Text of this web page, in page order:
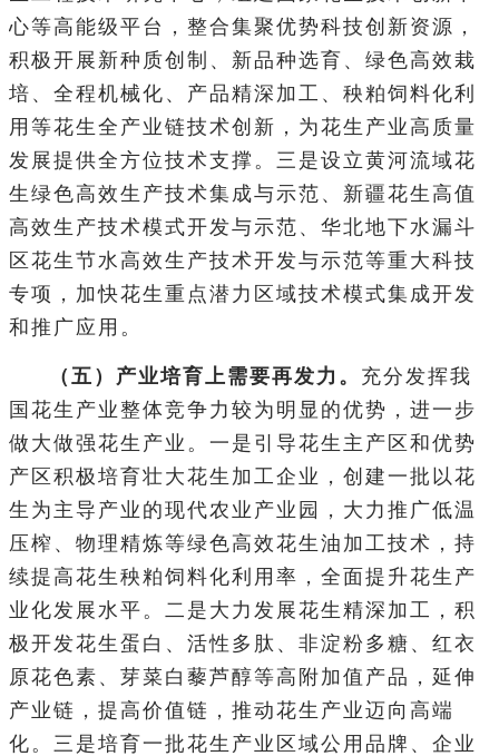
心等高能级平台，整合集聚优势科技创新资源，
积极开展新种质创制、新品种选育、绿色高效栽
培、全程机械化、产品精深加工、秧粕饲料化利
用等花生全产业链技术创新，为花生产业高质量
发展提供全方位技术支撑。三是设立黄河流域花
生绿色高效生产技术集成与示范、新疆花生高值
高效生产技术模式开发与示范、华北地下水漏斗
区花生节水高效生产技术开发与示范等重大科技
专项，加快花生重点潜力区域技术模式集成开发
和推广应用。
（五）产业培育上需要再发力。 充分发挥我
国花生产业整体竞争力较为明显的优势，进一步
做大做强花生产业。一是引导花生主产区和优势
产区积极培育壮大花生加工企业，创建一批以花
生为主导产业的现代农业产业园，大力推广低温
压榨、物理精炼等绿色高效花生油加工技术，持
续提高花生秧粕饲料化利用率，全面提升花生产
业化发展水平。二是大力发展花生精深加工，积
极开发花生蛋白、活性多肽、非淀粉多糖、红衣
原花色素、芽菜白藜芦醇等高附加值产品，延伸
产业链，提高价值链，推动花生产业迈向高端
化。三是培育一批花生产业区域公用品牌、企业